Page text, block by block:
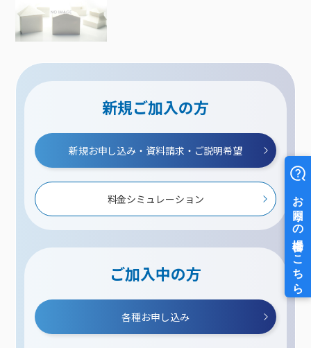
新規ご加入の方
新規お申し込み・資料請求・ご説明希望
料金シミュレーション
ご加入中の方
各種お申し込み